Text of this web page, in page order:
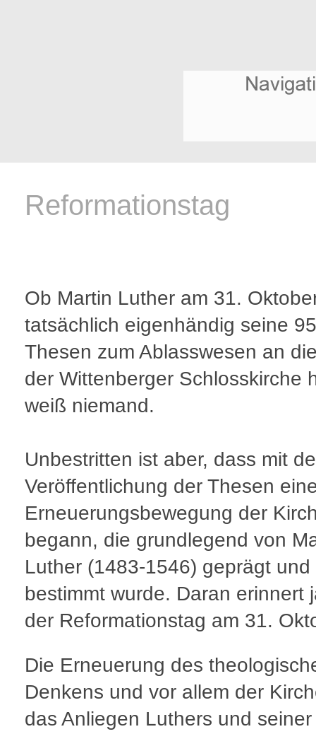
Reformationstag
Ob Martin Luther am 31.
tatsächlich eigenhändig seine 95
Thesen zum Ablasswesen an
der Wittenberger Schlosskirche
weiß niemand.
Unbestritten ist aber, dass mit
Veröffentlichung der Thesen
Erneuerungsbewegung der
begann, die grundlegend von
Luther (1483-1546) geprägt und
bestimmt wurde. Daran erinnert
der Reformationstag am 31.
Die Erneuerung des
Denkens und vor allem der
das Anliegen Luthers und seiner